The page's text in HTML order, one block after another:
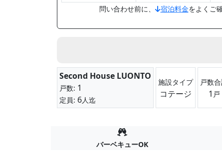
問い合わせ前に、 宿泊料金をよくご
Second House LUONTO
戸数: 1
定員: 6人迄
施設タイプ
コテージ
戸数
1 戸
バーベキューOK